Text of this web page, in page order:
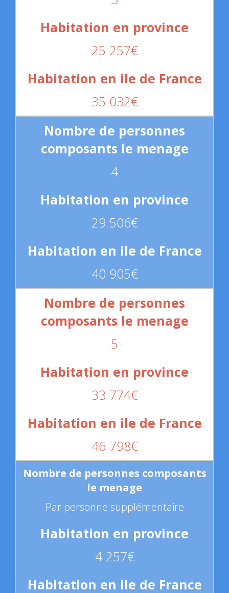
25 257€
35 032€
4
29 506€
40 905€
5
33 774€
46 798€
Par personne supplémentaire
4 257€